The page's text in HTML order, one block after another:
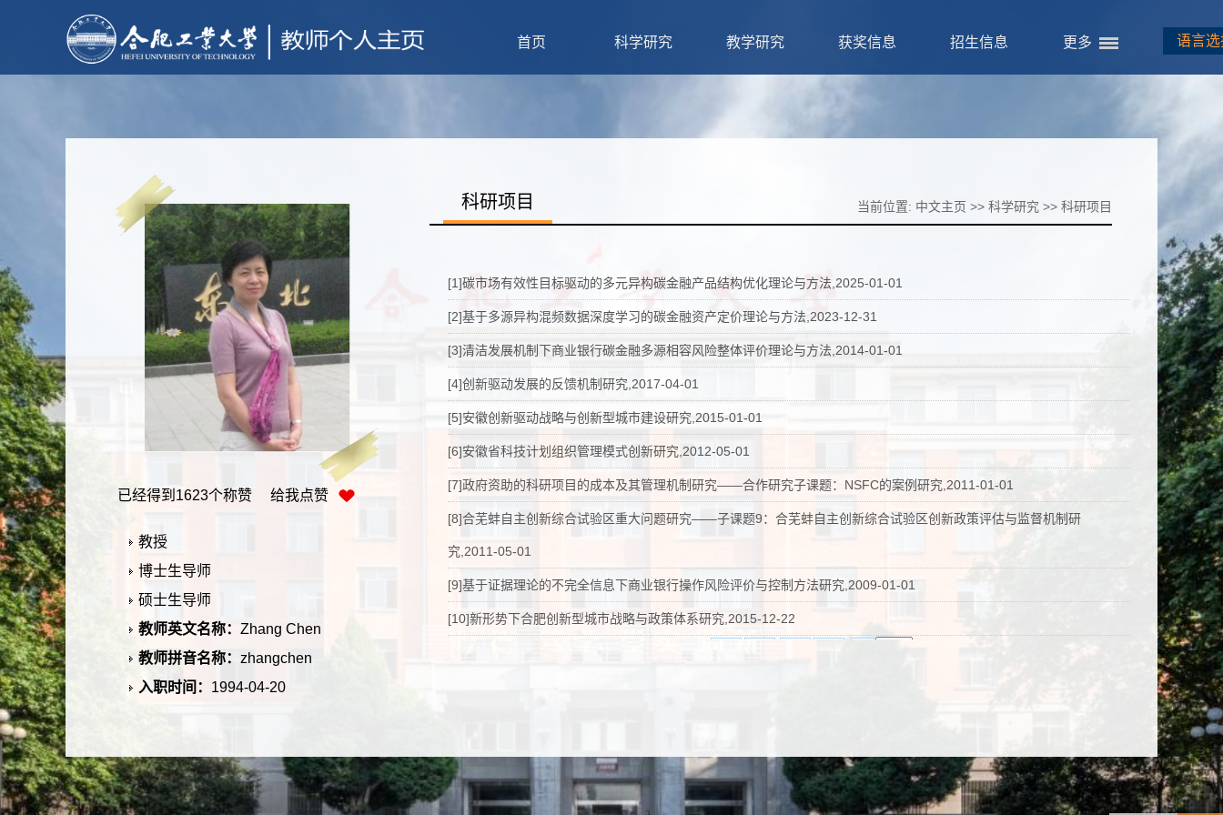
语言选
首页 科学研究 教学研究 获奖信息 招生信息 更多
已经得到 1623个称赞 给我点赞
教授
博士生导师
硕士生导师
教师英文名称： Zhang Chen
教师拼音名称： zhangchen
入职时间： 1994-04-20
性别：女
学位：博士学位
科研项目 当前位置: 中文主页 >> 科学研究 >> 科研项目
[1]碳市场有效性目标驱动的多元异构碳金融产品结构优化理论与方法,2025-01-01
[2]基于多源异构混频数据深度学习的碳金融资产定价理论与方法,2023-12-31
[3]清洁发展机制下商业银行碳金融多源相容风险整体评价理论与方法,2014-01-01
[4]创新驱动发展的反馈机制研究,2017-04-01
[5]安徽创新驱动战略与创新型城市建设研究,2015-01-01
[6]安徽省科技计划组织管理模式创新研究,2012-05-01
[7]政府资助的科研项目的成本及其管理机制研究——合作研究子课题：NSFC的案例研究,2011-01-01
[8]合芜蚌自主创新综合试验区重大问题研究——子课题9：合芜蚌自主创新综合试验区创新政策评估与监督机制研
究,2011-05-01
[9]基于证据理论的不完全信息下商业银行操作风险评价与控制方法研究,2009-01-01
[10]新形势下合肥创新型城市战略与政策体系研究,2015-12-22